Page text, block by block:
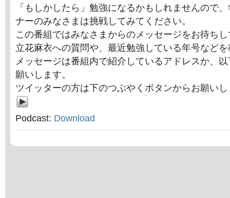
「もしかしたら」勉強になるかもしれませんので
ナーのみなさまは挑戦してみてください。
この番組ではみなさまからのメッセージをお待ち
立花麻衣への質問や、最近勉強している年号など
メッセージは番組内で紹介しているアドレスか、
願いします。
ツイッターの方は下のつぶやくボタンからお願い
Podcast: Download